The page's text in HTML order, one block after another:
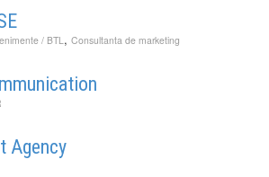
/ BTL , Consultanta de marketing
Agency